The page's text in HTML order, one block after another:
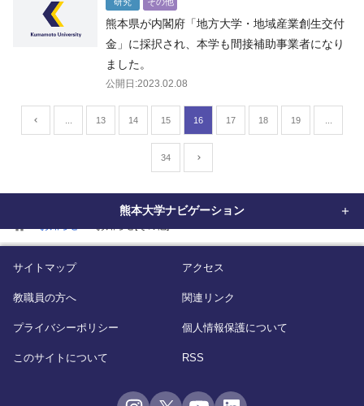
home
熊本県が内閣府「地方大学・地域産業創生交付
金」に採択され、本学も間接補助事業者になり
ました。
公開日:2023.02.08
13 14 15 16 17 18 19
34
熊本大学ナビゲーション
サイトマップ アクセス
教職員の方へ 関連リンク
プライバシーポリシー 個人情報保護について
このサイトについて RSS